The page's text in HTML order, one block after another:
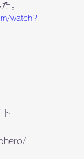
。
watch?